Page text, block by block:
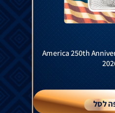
America 250th
לסל